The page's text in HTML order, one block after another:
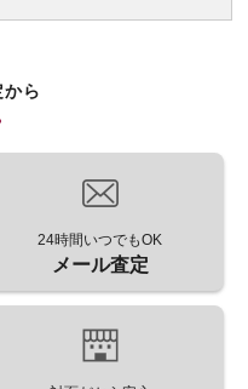
から
24時間いつでもOK
メール査定